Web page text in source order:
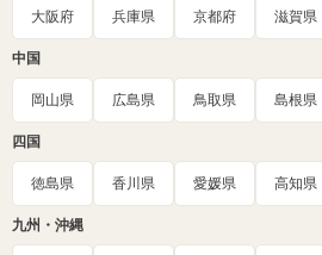
大阪府 兵庫県 京都府 滋賀県
中国
岡山県 広島県 鳥取県 島根県
四国
徳島県 香川県 愛媛県 高知県
九州・沖縄